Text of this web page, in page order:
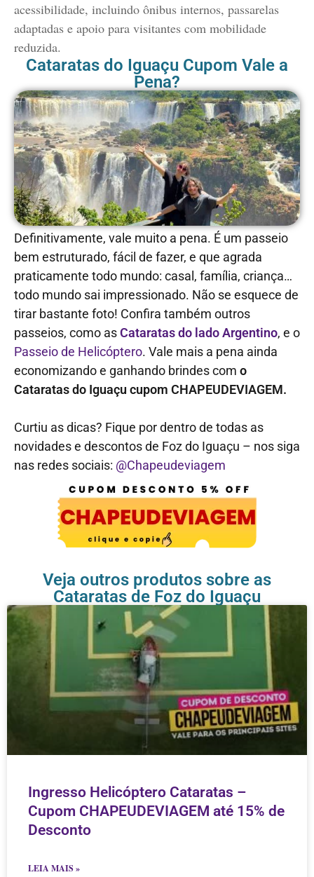
acessibilidade, incluindo ônibus internos, passarelas
adaptadas e apoio para visitantes com mobilidade
reduzida.
Cataratas do Iguaçu Cupom Vale a
Pena?
Definitivamente, vale muito a pena. É um passeio
bem estruturado, fácil de fazer, e que agrada
praticamente todo mundo: casal, família, criança…
todo mundo sai impressionado. Não se esquece de
tirar bastante foto! Confira também outros
passeios, como asCataratas do lado Argentino, e o
Passeio de Helicóptero. Vale mais a pena ainda
economizando e ganhando brindes com o
Cataratas do Iguaçu cupom CHAPEUDEVIAGEM.
Curtiu as dicas? Fique por dentro de todas as
novidades e descontos de Foz do Iguaçu – nos siga
nas redes sociais: @Chapeudeviagem
Veja outros produtos sobre as
Cataratas de Foz do Iguaçu
Ingresso Helicóptero Cataratas –
Cupom CHAPEUDEVIAGEM até 15% de
Desconto
LEIA MAIS »